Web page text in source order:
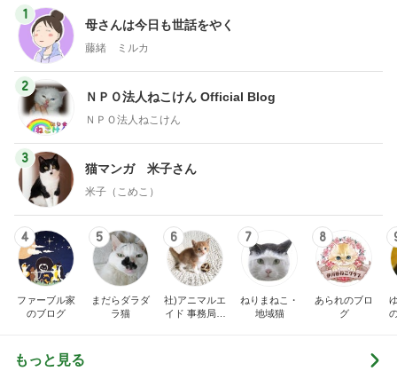
1
母さんは今日も世話をやく
藤緒 ミルカ
2
ＮＰＯ法人ねこけん Official Blog
ＮＰＯ法人ねこけん
3
猫マンガ 米子さん
米子（こめこ）
4
ファーブル家
のブログ
5
まだらダラダ
ラ猫
6
社)アニマルエ
イド 事務局＆
7
ねりまねこ・
地域猫
8
あられのブロ
グ
もっと見る